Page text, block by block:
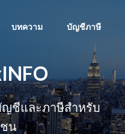
บทความ บัญชีภาษี
ญชีและภาษีสำหรับ
น